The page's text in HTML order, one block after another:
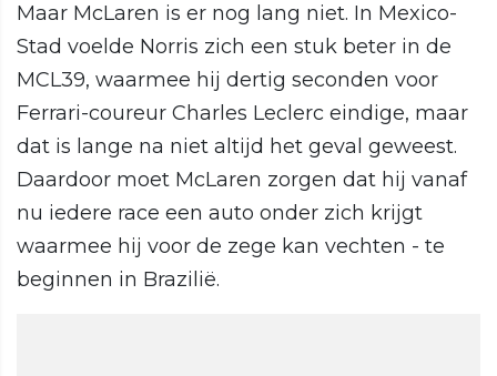
Maar McLaren is er nog lang niet. In Mexico-
Stad voelde Norris zich een stuk beter in de
MCL39, waarmee hij dertig seconden voor
Ferrari-coureur Charles Leclerc eindige, maar
dat is lange na niet altijd het geval geweest.
Daardoor moet McLaren zorgen dat hij vanaf
nu iedere race een auto onder zich krijgt
waarmee hij voor de zege kan vechten - te
beginnen in Brazilië.